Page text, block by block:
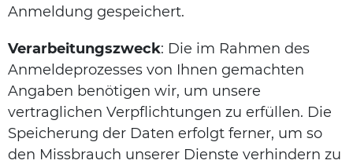
Anmeldung gespeichert.
Verarbeitungszweck: Die im Rahmen des
Anmeldeprozesses von Ihnen gemachten
Angaben benötigen wir, um unsere
vertraglichen Verpflichtungen zu erfüllen. Die
Speicherung der Daten erfolgt ferner, um so
den Missbrauch unserer Dienste verhindern zu